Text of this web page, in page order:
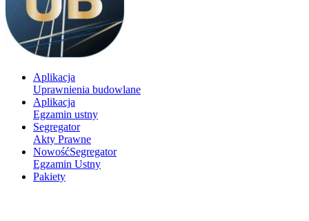
Aplikacja
Uprawnienia budowlane
Aplikacja
Egzamin ustny
Segregator
Akty Prawne
NowośćSegregator
Egzamin Ustny
Pakiety